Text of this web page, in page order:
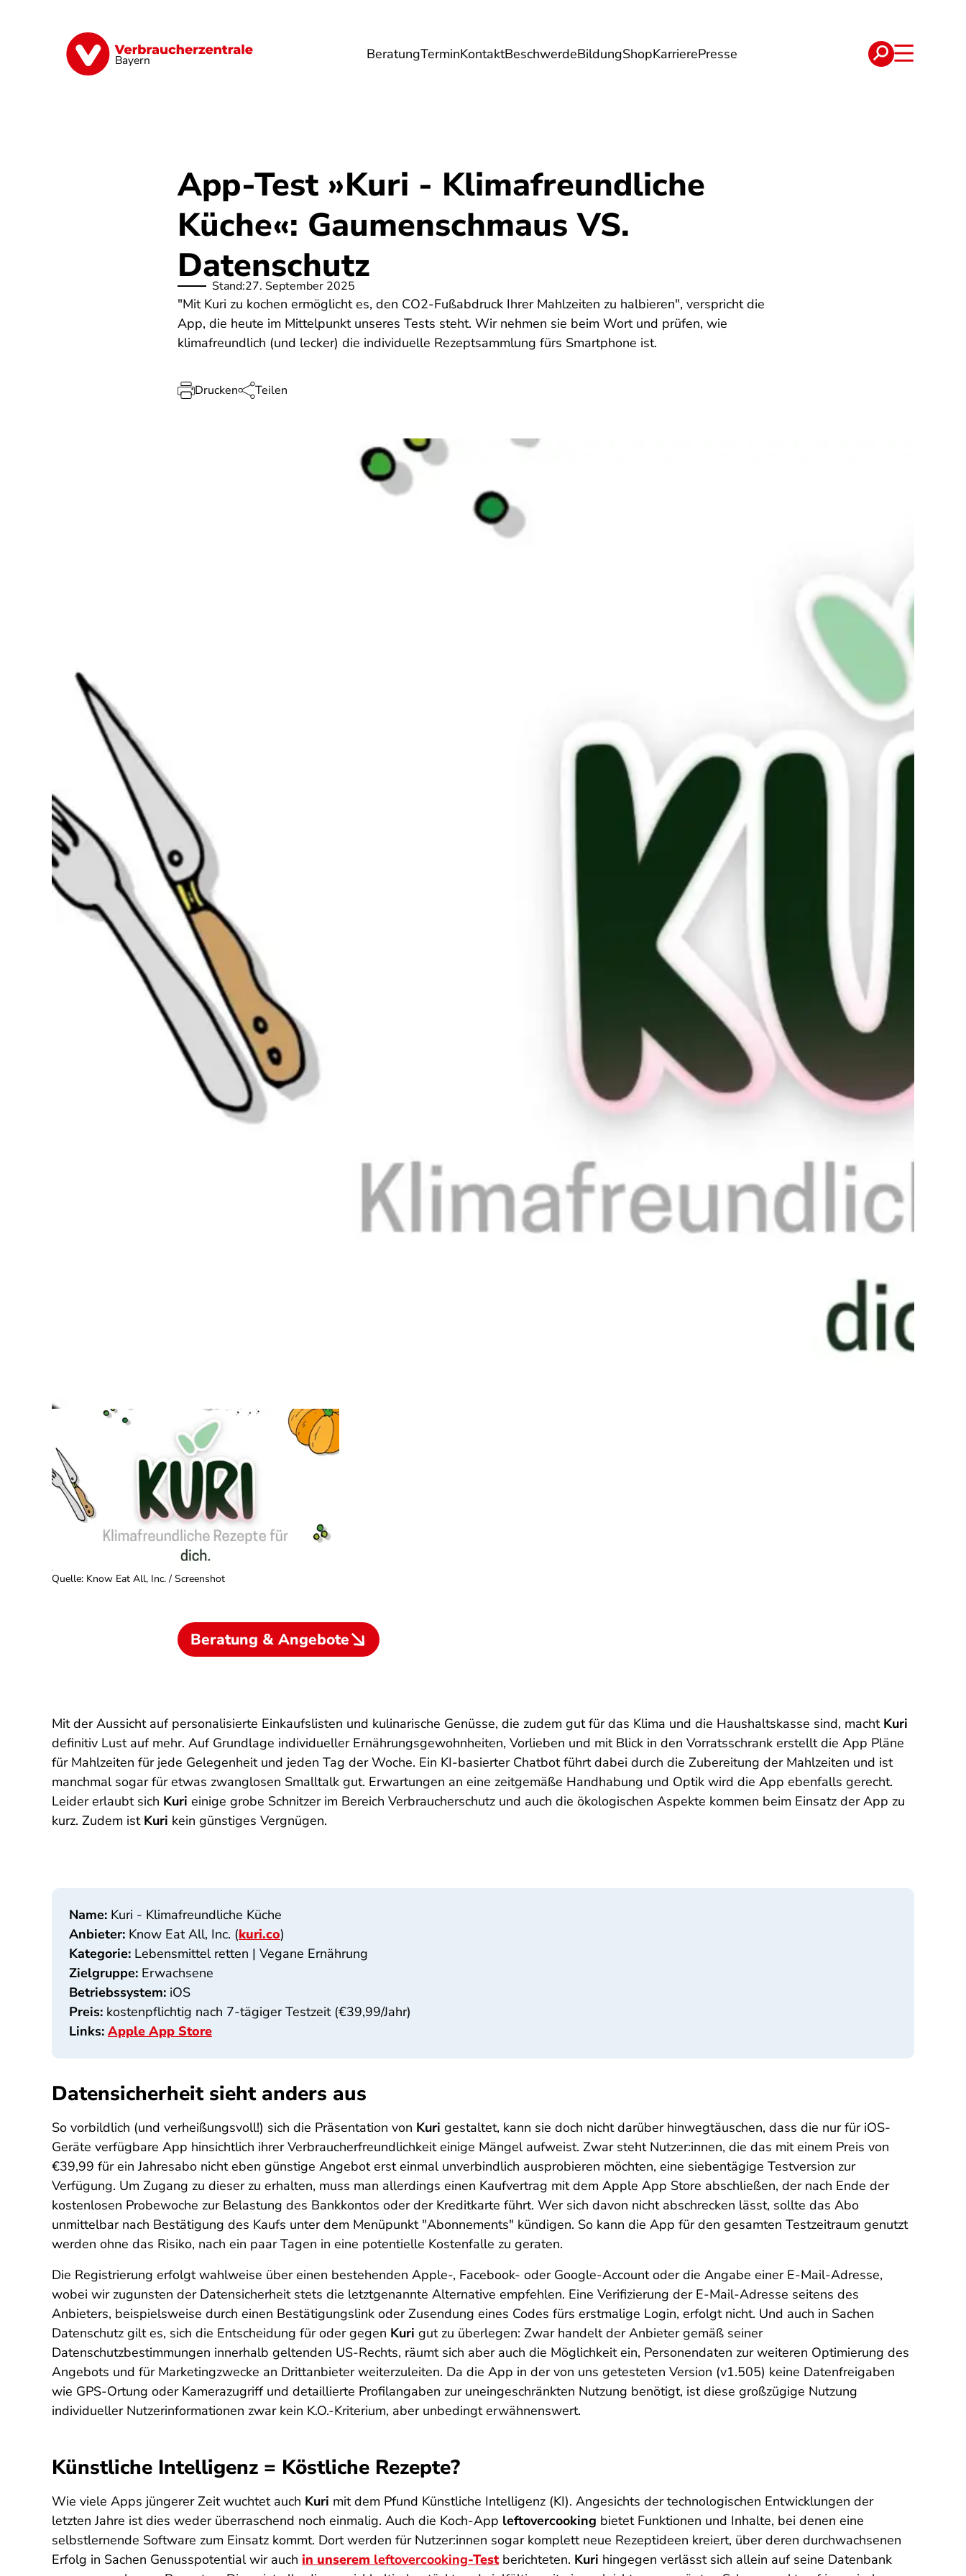
Bayern BeratungTerminKontaktBeschwerdeBildungShopKarrierePresse
Finanzen Digitales Lebensmittel Umwelt Gesundheit Energie Reise Verträge
App-Test »Kuri - Klimafreundliche
Küche«: Gaumenschmaus VS.
Datenschutz
Stand:27. September 2025
"Mit Kuri zu kochen ermöglicht es, den CO2-Fußabdruck Ihrer Mahlzeiten zu halbieren", verspricht die
App, die heute im Mittelpunkt unseres Tests steht. Wir nehmen sie beim Wort und prüfen, wie
klimafreundlich (und lecker) die individuelle Rezeptsammlung fürs Smartphone ist.
Drucken Teilen
Quelle: Know Eat All, Inc. / Screenshot
Beratung & Angebote
Mit der Aussicht auf personalisierte Einkaufslisten und kulinarische Genüsse, die zudem gut für das Klima und die Haushaltskasse sind, macht Kuri
definitiv Lust auf mehr. Auf Grundlage individueller Ernährungsgewohnheiten, Vorlieben und mit Blick in den Vorratsschrank erstellt die App Pläne
für Mahlzeiten für jede Gelegenheit und jeden Tag der Woche. Ein KI-basierter Chatbot führt dabei durch die Zubereitung der Mahlzeiten und ist
manchmal sogar für etwas zwanglosen Smalltalk gut. Erwartungen an eine zeitgemäße Handhabung und Optik wird die App ebenfalls gerecht.
Leider erlaubt sich Kuri einige grobe Schnitzer im Bereich Verbraucherschutz und auch die ökologischen Aspekte kommen beim Einsatz der App zu
kurz. Zudem ist Kuri kein günstiges Vergnügen.
Name: Kuri - Klimafreundliche Küche
Anbieter: Know Eat All, Inc. (kuri.co)
Kategorie: Lebensmittel retten | Vegane Ernährung
Zielgruppe: Erwachsene
Betriebssystem: iOS
Preis: kostenpflichtig nach 7-tägiger Testzeit (€39,99/Jahr)
Links: Apple App Store
Datensicherheit sieht anders aus
So vorbildlich (und verheißungsvoll!) sich die Präsentation von Kuri gestaltet, kann sie doch nicht darüber hinwegtäuschen, dass die nur für iOS-
Geräte verfügbare App hinsichtlich ihrer Verbraucherfreundlichkeit einige Mängel aufweist. Zwar steht Nutzer:innen, die das mit einem Preis von
€39,99 für ein Jahresabo nicht eben günstige Angebot erst einmal unverbindlich ausprobieren möchten, eine siebentägige Testversion zur
Verfügung. Um Zugang zu dieser zu erhalten, muss man allerdings einen Kaufvertrag mit dem Apple App Store abschließen, der nach Ende der
kostenlosen Probewoche zur Belastung des Bankkontos oder der Kreditkarte führt. Wer sich davon nicht abschrecken lässt, sollte das Abo
unmittelbar nach Bestätigung des Kaufs unter dem Menüpunkt "Abonnements" kündigen. So kann die App für den gesamten Testzeitraum genutzt
werden ohne das Risiko, nach ein paar Tagen in eine potentielle Kostenfalle zu geraten.
Die Registrierung erfolgt wahlweise über einen bestehenden Apple-, Facebook- oder Google-Account oder die Angabe einer E-Mail-Adresse,
wobei wir zugunsten der Datensicherheit stets die letztgenannte Alternative empfehlen. Eine Verifizierung der E-Mail-Adresse seitens des
Anbieters, beispielsweise durch einen Bestätigungslink oder Zusendung eines Codes fürs erstmalige Login, erfolgt nicht. Und auch in Sachen
Datenschutz gilt es, sich die Entscheidung für oder gegen Kuri gut zu überlegen: Zwar handelt der Anbieter gemäß seiner
Datenschutzbestimmungen innerhalb geltenden US-Rechts, räumt sich aber auch die Möglichkeit ein, Personendaten zur weiteren Optimierung des
Angebots und für Marketingzwecke an Drittanbieter weiterzuleiten. Da die App in der von uns getesteten Version (v1.505) keine Datenfreigaben
wie GPS-Ortung oder Kamerazugriff und detaillierte Profilangaben zur uneingeschränkten Nutzung benötigt, ist diese großzügige Nutzung
individueller Nutzerinformationen zwar kein K.O.-Kriterium, aber unbedingt erwähnenswert.
Künstliche Intelligenz = Köstliche Rezepte?
Wie viele Apps jüngerer Zeit wuchtet auch Kuri mit dem Pfund Künstliche Intelligenz (KI). Angesichts der technologischen Entwicklungen der
letzten Jahre ist dies weder überraschend noch einmalig. Auch die Koch-App leftovercooking bietet Funktionen und Inhalte, bei denen eine
selbstlernende Software zum Einsatz kommt. Dort werden für Nutzer:innen sogar komplett neue Rezeptideen kreiert, über deren durchwachsenen
Erfolg in Sachen Genusspotential wir auch in unserem leftovercooking-Testberichteten. Kuri hingegen verlässt sich allein auf seine Datenbank